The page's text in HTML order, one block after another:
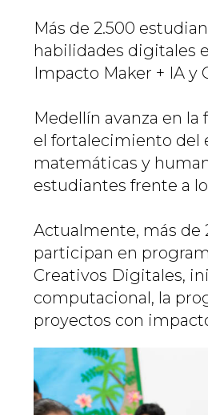
Más de 2.500
habilidades digitales
Impacto Maker + IA y
Medellín avanza en
el fortalecimiento del
matemáticas y
estudiantes frente a
Actualmente, más de
participan en
Creativos Digitales,
computacional, la
proyectos con